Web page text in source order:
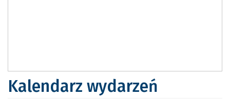
Kalendarz wydarzeń